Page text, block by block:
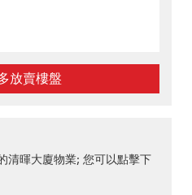
放賣樓盤
清暉大廈物業; 您可以點擊下